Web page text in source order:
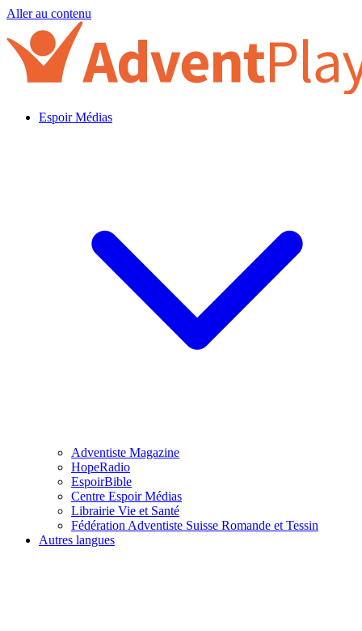
Aller au contenu
Espoir Médias
Adventiste Magazine
HopeRadio
EspoirBible
Centre Espoir Médias
Librairie Vie et Santé
Fédération Adventiste Suisse Romande et Tessin
Autres langues